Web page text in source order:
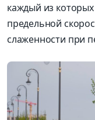
каждый из
предельной
слаженности при